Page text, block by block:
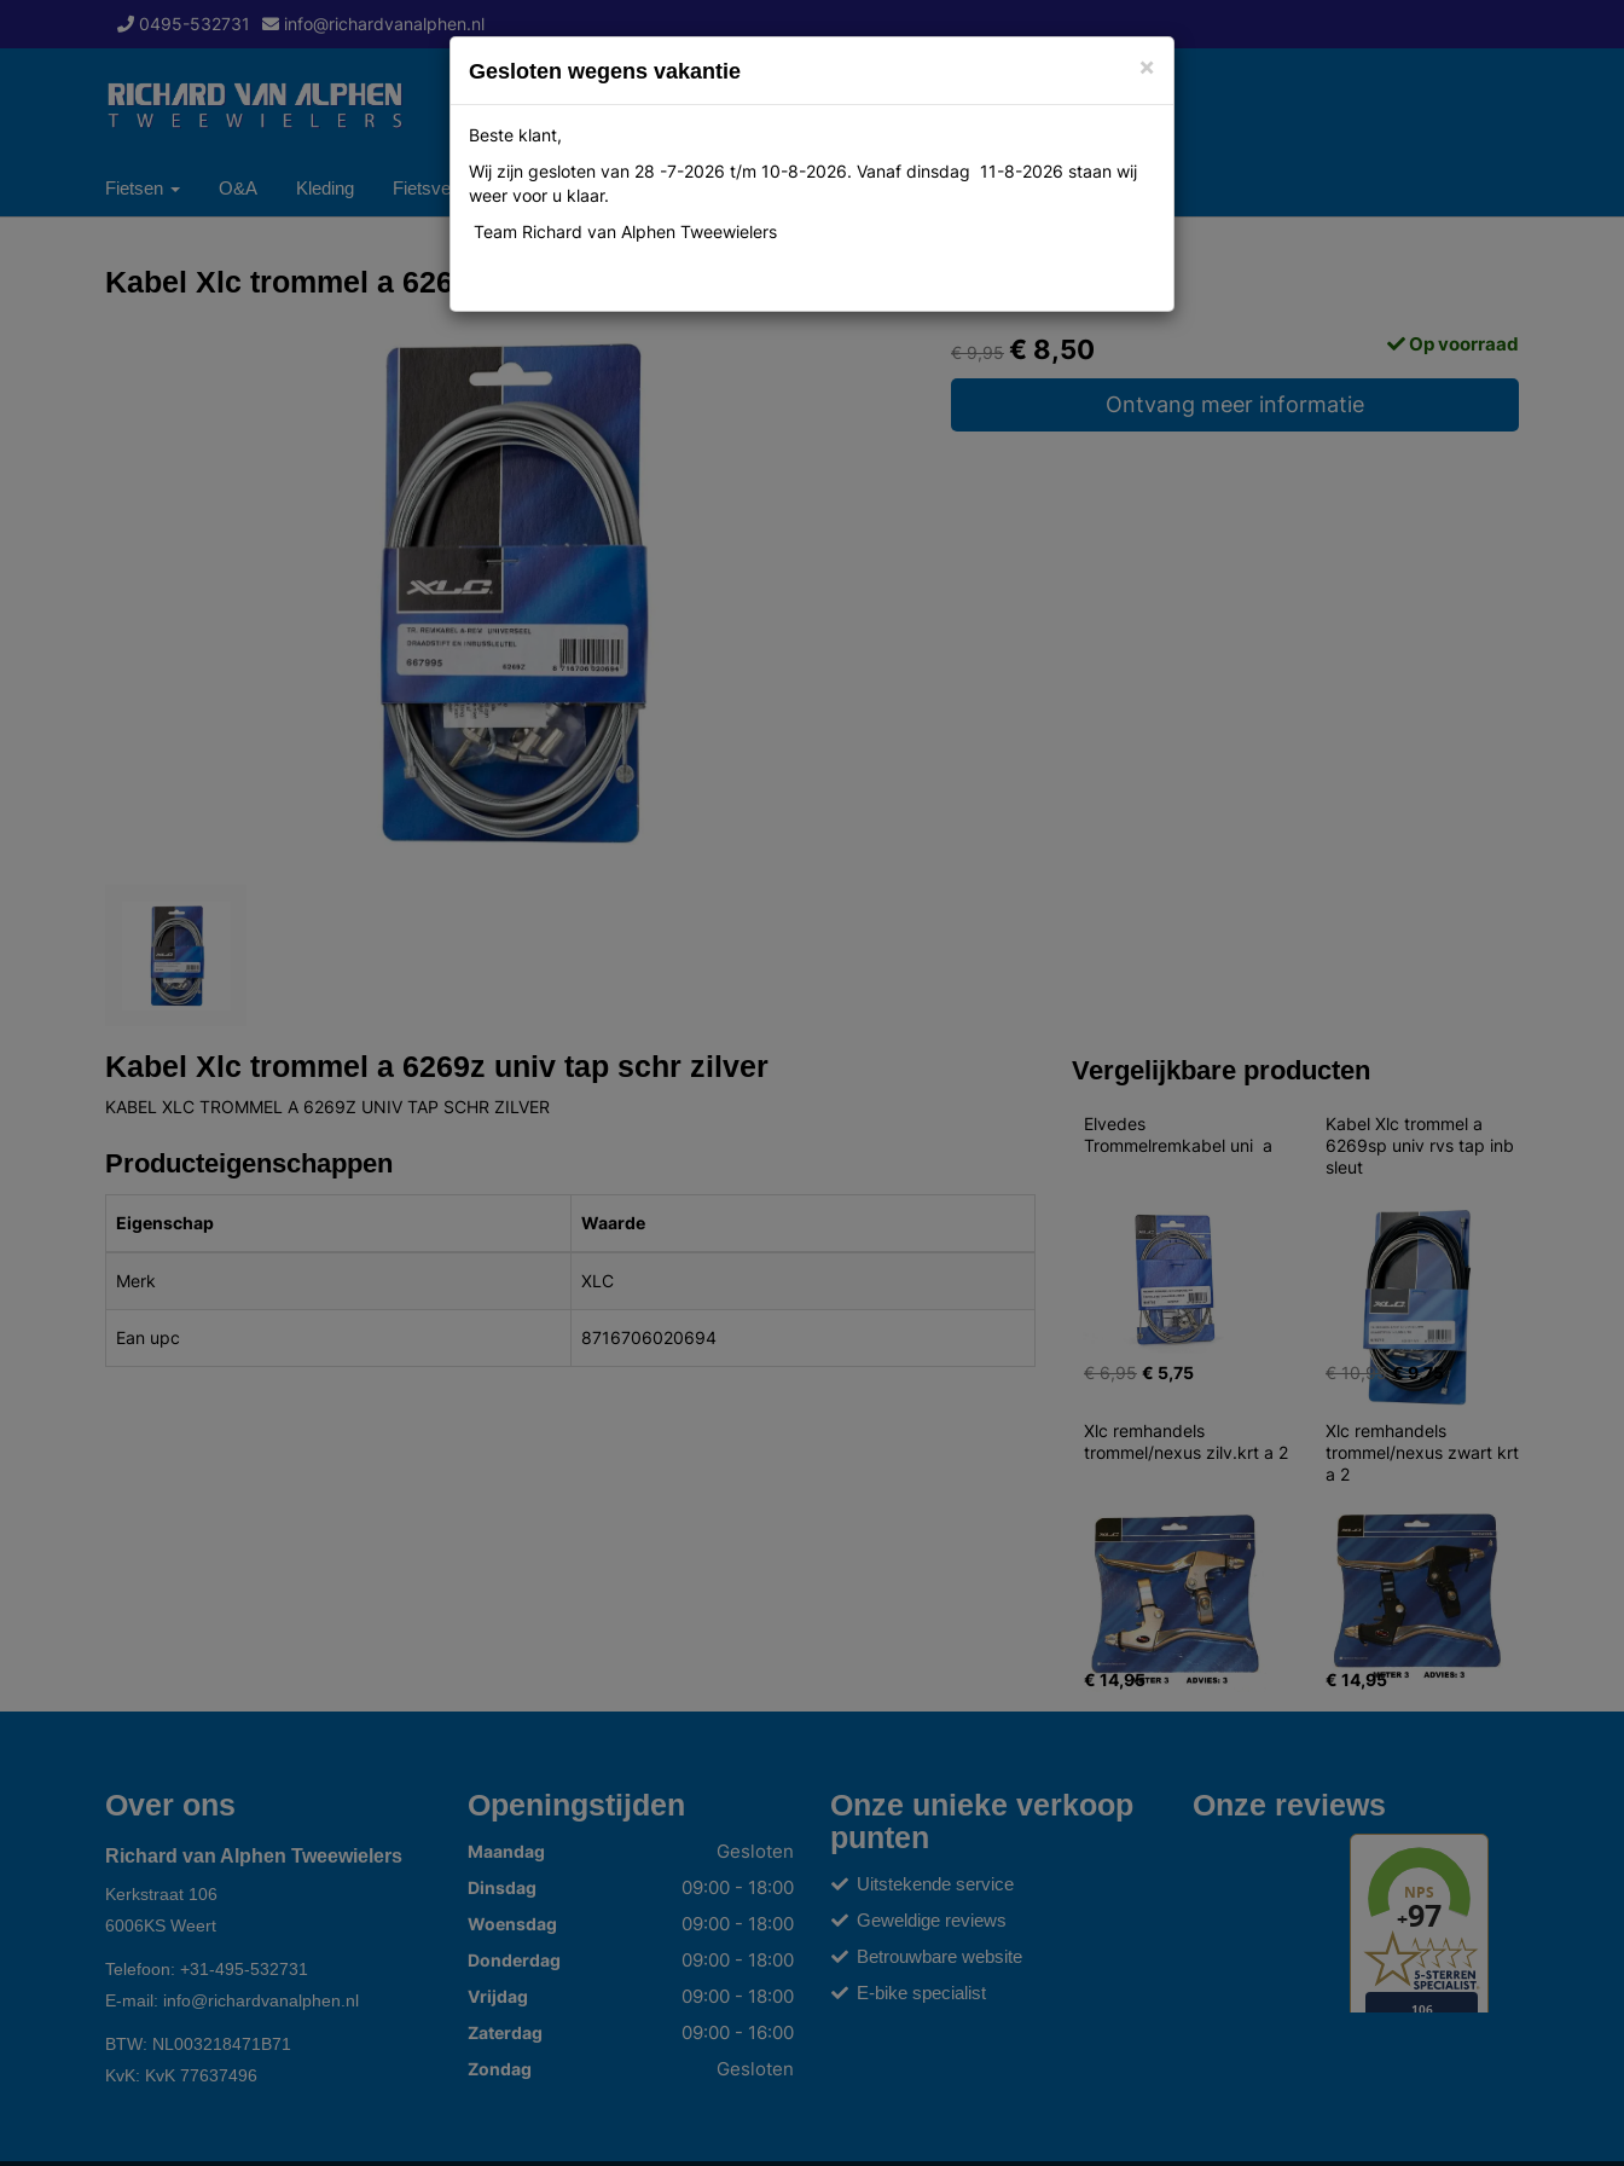
0495-532731 info@richardvanalphen.nl
Fietsen O&A Kleding Fietsverzekering Over ons Contact
Kabel Xlc trommel a 6269z univ tap schr zilver
€ 9,95 € 8,50 Op voorraad
Ontvang meer informatie
Kabel Xlc trommel a 6269z univ tap schr zilver
KABEL XLC TROMMEL A 6269Z UNIV TAP SCHR ZILVER
Producteigenschappen
Eigenschap Waarde
Merk XLC
Ean upc 8716706020694
Vergelijkbare producten
Elvedes
Trommelremkabel uni  a
€ 6,95 € 5,75
Kabel Xlc trommel a
6269sp univ rvs tap inb
sleut
€ 10,95 € 9,75
Xlc remhandels
trommel/nexus zilv.krt a 2
€ 14,95
Xlc remhandels
trommel/nexus zwart krt
a 2
€ 14,95
Over ons
Richard van Alphen Tweewielers
Kerkstraat 106
6006KS Weert
Telefoon: +31-495-532731
E-mail: info@richardvanalphen.nl
BTW: NL003218471B71
KvK: KvK 77637496
Openingstijden
Maandag Gesloten
Dinsdag 09:00 - 18:00
Woensdag 09:00 - 18:00
Donderdag 09:00 - 18:00
Vrijdag 09:00 - 18:00
Zaterdag 09:00 - 16:00
Zondag Gesloten
Onze unieke verkoop
punten
Uitstekende service
Geweldige reviews
Betrouwbare website
E-bike specialist
Onze reviews
×
Gesloten wegens vakantie
Beste klant,
Wij zijn gesloten van 28 -7-2026 t/m 10-8-2026. Vanaf dinsdag 11-8-2026 staan wij
weer voor u klaar.
Team Richard van Alphen Tweewielers